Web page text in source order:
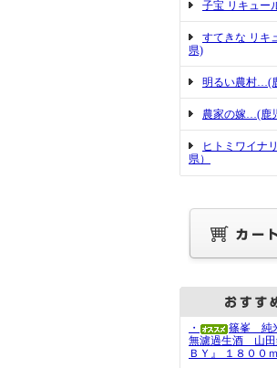
子宝 リキュー
すてきな リキ
県)
明るい農村…(
農家の嫁…(鹿
ヒトミワイナ
県）
・
篠峯 純
無濾過生酒 山田
ＢＹ』 １８００ｍ